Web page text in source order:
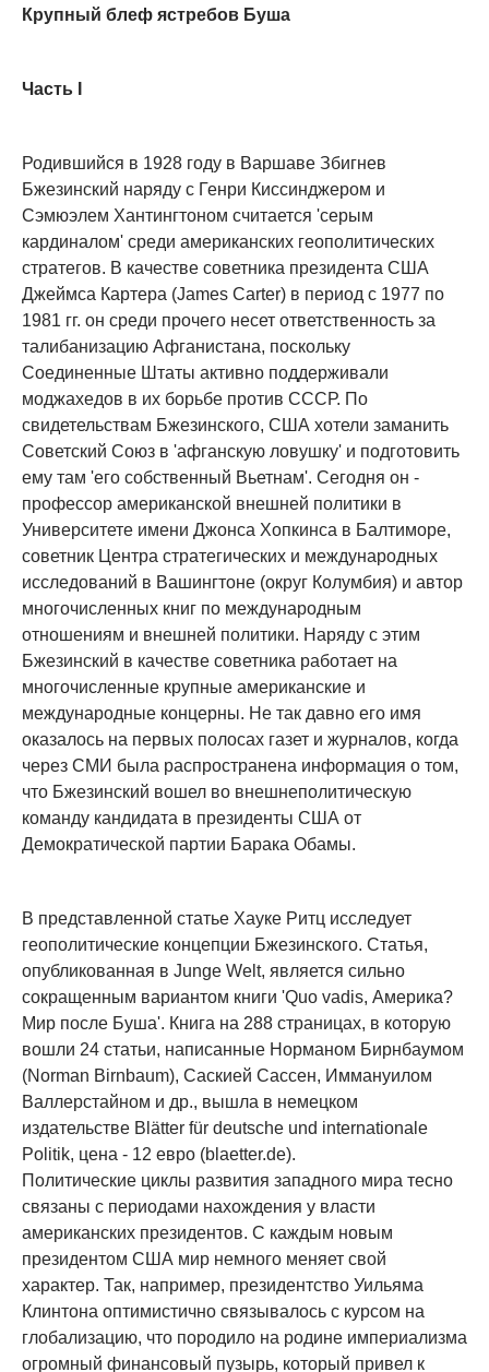
Крупный блеф ястребов Буша
Часть I
Родившийся в 1928 году в Варшаве Збигнев
Бжезинский наряду с Генри Киссинджером и
Сэмюэлем Хантингтоном считается 'серым
кардиналом' среди американских геополитических
стратегов. В качестве советника президента США
Джеймса Картера (James Carter) в период с 1977 по
1981 гг. он среди прочего несет ответственность за
талибанизацию Афганистана, поскольку
Соединенные Штаты активно поддерживали
моджахедов в их борьбе против СССР. По
свидетельствам Бжезинского, США хотели заманить
Советский Союз в 'афганскую ловушку' и подготовить
ему там 'его собственный Вьетнам'. Сегодня он -
профессор американской внешней политики в
Университете имени Джонса Хопкинса в Балтиморе,
советник Центра стратегических и международных
исследований в Вашингтоне (округ Колумбия) и автор
многочисленных книг по международным
отношениям и внешней политики. Наряду с этим
Бжезинский в качестве советника работает на
многочисленные крупные американские и
международные концерны. Не так давно его имя
оказалось на первых полосах газет и журналов, когда
через СМИ была распространена информация о том,
что Бжезинский вошел во внешнеполитическую
команду кандидата в президенты США от
Демократической партии Барака Обамы.
В представленной статье Хауке Ритц исследует
геополитические концепции Бжезинского. Статья,
опубликованная в Junge Welt, является сильно
сокращенным вариантом книги 'Quo vadis, Америка?
Мир после Буша'. Книга на 288 страницах, в которую
вошли 24 статьи, написанные Норманом Бирнбаумом
(Norman Birnbaum), Саскией Сассен, Иммануилом
Валлерстайном и др., вышла в немецком
издательстве Blätter für deutsche und internationale
Politik, цена - 12 евро (blaetter.de).
Политические циклы развития западного мира тесно
связаны с периодами нахождения у власти
американских президентов. С каждым новым
президентом США мир немного меняет свой
характер. Так, например, президентство Уильяма
Клинтона оптимистично связывалось с курсом на
глобализацию, что породило на родине империализма
огромный финансовый пузырь, который привел к